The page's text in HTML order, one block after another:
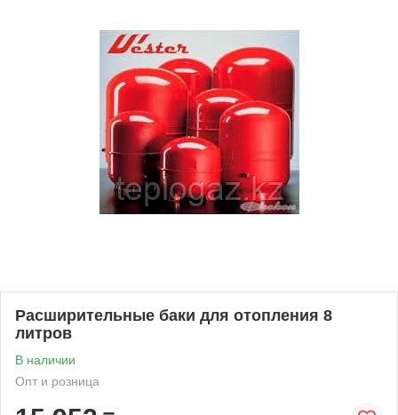
Расширительные баки для отопления 8
литров
В наличии
Опт и розница